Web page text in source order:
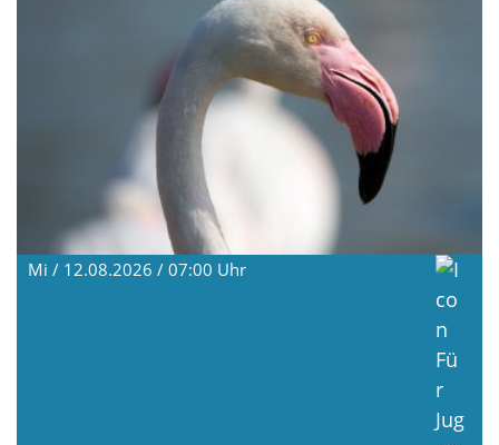
Mi / 12.08.2026 / 07:00 Uhr